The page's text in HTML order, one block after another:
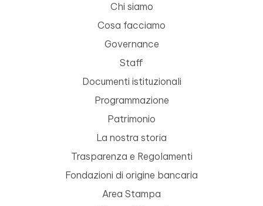
Chi siamo
Cosa facciamo
Governance
Staff
Documenti istituzionali
Programmazione
Patrimonio
La nostra storia
Trasparenza e Regolamenti
Fondazioni di origine bancaria
Area Stampa